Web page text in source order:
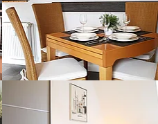
Show larger version for: